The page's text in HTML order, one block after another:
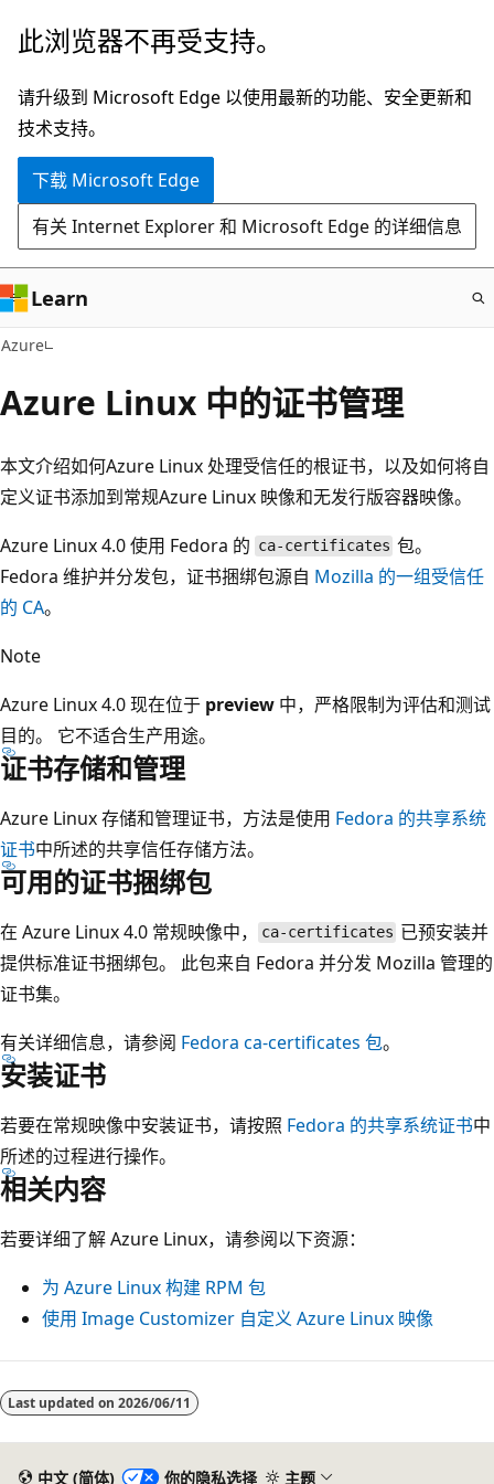
跳
主
要
内
此浏览器不再受支持。
请升级到 Microsoft Edge 以使用最新的功能、安全更新和
技术支持。
下载 Microsoft Edge
有关 Internet Explorer 和 Microsoft Edge 的详细信息
Learn
Azure
Azure Linux 中的证书管理
本文介绍如何Azure Linux 处理受信任的根证书，以及如何将自
定义证书添加到常规Azure Linux 映像和无发行版容器映像。
Azure Linux 4.0 使用 Fedora 的 ca-certificates 包。
Fedora 维护并分发包，证书捆绑包源自 Mozilla 的一组受信任
的 CA。
Note
Azure Linux 4.0 现在位于 preview 中，严格限制为评估和测试
目的。 它不适合生产用途。
证书存储和管理
Azure Linux 存储和管理证书，方法是使用 Fedora 的共享系统
证书中所述的共享信任存储方法。
可用的证书捆绑包
在 Azure Linux 4.0 常规映像中， ca-certificates 已预安装并
提供标准证书捆绑包。 此包来自 Fedora 并分发 Mozilla 管理的
证书集。
有关详细信息，请参阅 Fedora ca-certificates 包。
安装证书
若要在常规映像中安装证书，请按照 Fedora 的共享系统证书中
所述的过程进行操作。
相关内容
若要详细了解 Azure Linux，请参阅以下资源：
为 Azure Linux 构建 RPM 包
使用 Image Customizer 自定义 Azure Linux 映像
阅
读Last updated on 2026/06/11
中文 (简体) 你的隐私选择 主题